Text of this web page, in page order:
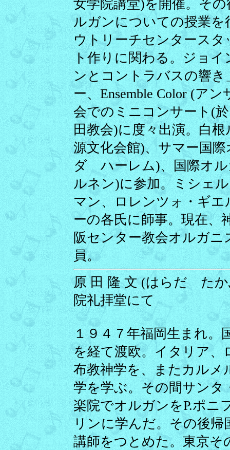
女学院講堂)を開催。そ
ルガンについての授業を
ウトリーチセンタース
ト作りに関わる。ジョ
ンとコントラバスの響
ー、Ensemble Color (ア
会でのミニコンサート(
田教会)に度々出演。白
源文化会館)、サマー国
ダ ハーレム)、国際オ
ルネン)に参加。ミシェ
マン、ロレンツォ・ギ
ーの各氏に師事。現在、
阪センター教会オルガニ
員。
原 田 隆 文 (はらだ たか
院礼拝堂にて
１９４７年福岡生まれ。
を経て渡欧。イタリア、
布教神学を、またカルメ
学を学ぶ。その間サンタ
楽院でオルガンをP.ポニ
リンに学んだ。その後帰
講師をつとめた。東京そ